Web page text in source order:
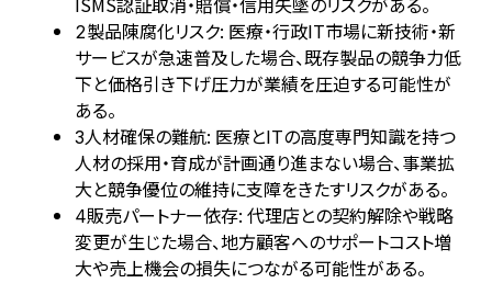
2製品陳腐化リスク: 医療・行政IT市場に新技術・新
サービスが急速普及した場合、既存製品の競争力低
下と価格引き下げ圧力が業績を圧迫する可能性が
ある。
3人材確保の難航: 医療とITの高度専門知識を持つ
人材の採用・育成が計画通り進まない場合、事業拡
大と競争優位の維持に支障をきたすリスクがある。
4販売パートナー依存: 代理店との契約解除や戦略
変更が生じた場合、地方顧客へのサポートコスト増
大や売上機会の損失につながる可能性がある。